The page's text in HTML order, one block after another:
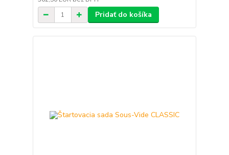
Pridať do košíka